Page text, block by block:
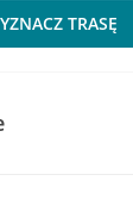
TRASĘ